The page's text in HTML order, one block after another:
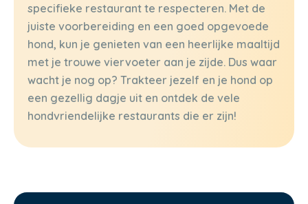
specifieke restaurant te respecteren. Met de
juiste voorbereiding en een goed opgevoede
hond, kun je genieten van een heerlijke maaltijd
met je trouwe viervoeter aan je zijde. Dus waar
wacht je nog op? Trakteer jezelf en je hond op
een gezellig dagje uit en ontdek de vele
hondvriendelijke restaurants die er zijn!